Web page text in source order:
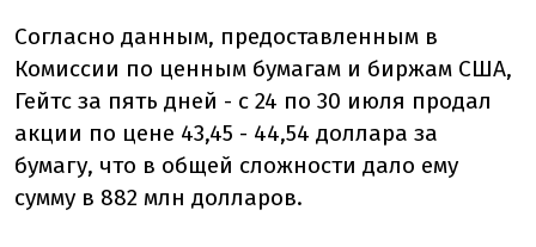
Согласно данным, предоставленным в
Комиссии по ценным бумагам и биржам США,
Гейтс за пять дней - с 24 по 30 июля продал
акции по цене 43,45 - 44,54 доллара за
бумагу, что в общей сложности дало ему
сумму в 882 млн долларов.